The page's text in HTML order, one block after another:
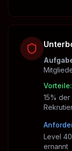
Vorteile:
15% der
Level
ernannt